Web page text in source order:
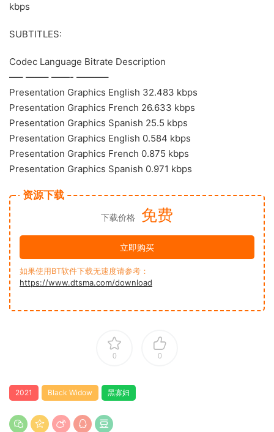
kbps
SUBTITLES:
Codec Language Bitrate Description
—– ——– ——- ———–
Presentation Graphics English 32.483 kbps
Presentation Graphics French 26.633 kbps
Presentation Graphics Spanish 25.5 kbps
Presentation Graphics English 0.584 kbps
Presentation Graphics French 0.875 kbps
Presentation Graphics Spanish 0.971 kbps
资源下载
下载价格 免费
立即购买
如果使用BT软件下载无速度请参考：
https://www.dtsma.com/download
0 0
2021 Black Widow 黑寡妇